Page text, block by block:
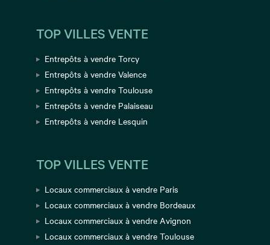
TOP VILLES VENTE
Entrepôts à vendre Torcy
Entrepôts à vendre Valence
Entrepôts à vendre Toulouse
Entrepôts à vendre Palaiseau
Entrepôts à vendre Lesquin
TOP VILLES VENTE
Locaux commerciaux à vendre Paris
Locaux commerciaux à vendre Bordeaux
Locaux commerciaux à vendre Avignon
Locaux commerciaux à vendre Toulouse